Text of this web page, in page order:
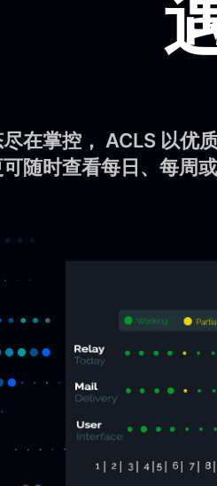
在掌控， ACLS 以优
随时查看每日、每周